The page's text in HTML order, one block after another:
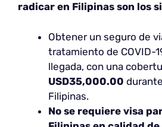
radicar en Filipinas son los
Obtener un seguro de
tratamiento de COVID-
llegada, con una
USD35,000.00
Filipinas.
No se requiere visa